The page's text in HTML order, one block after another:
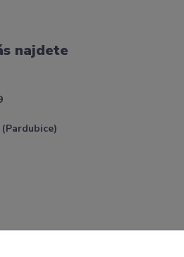
najdete
(Pardubice)